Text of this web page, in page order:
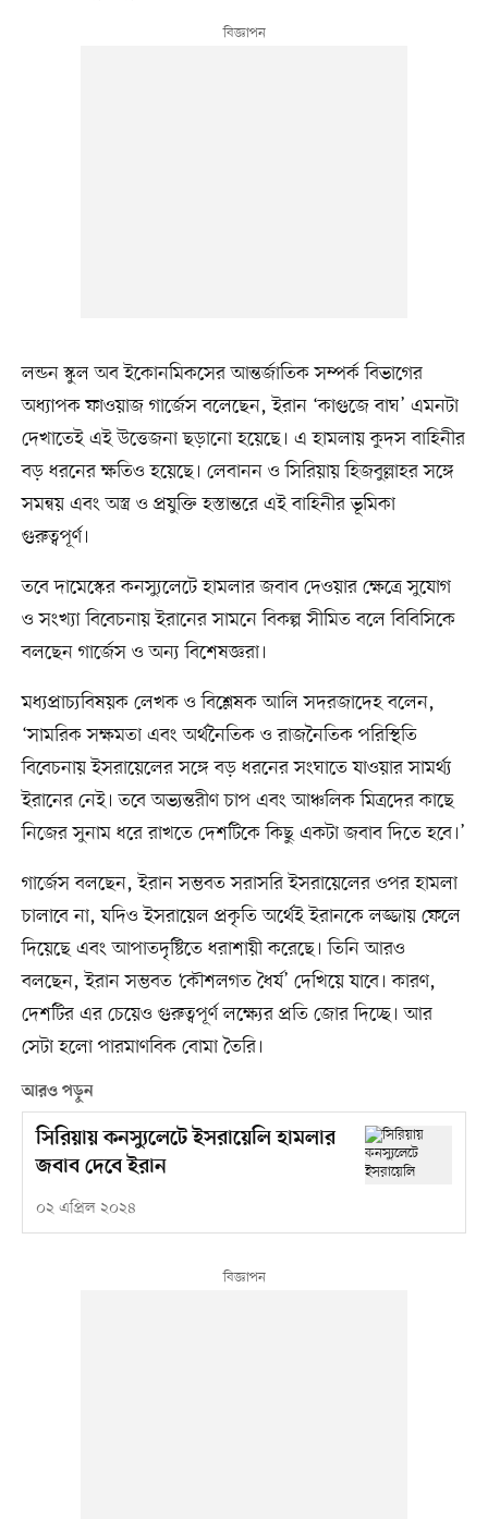
লন্ডন স্কুল অব ইকোনমিকসের আন্তর্জাতিক সম্পর্ক বিভাগের
অধ্যাপক ফাওয়াজ গার্জেস বলেছেন, ইরান ‘কাগুজে বাঘ’ এমনটা
দেখাতেই এই উত্তেজনা ছড়ানো হয়েছে। এ হামলায় কুদস বাহিনীর
বড় ধরনের ক্ষতিও হয়েছে। লেবানন ও সিরিয়ায় হিজবুল্লাহর সঙ্গে
সমন্বয় এবং অস্ত্র ও প্রযুক্তি হস্তান্তরে এই বাহিনীর ভূমিকা
গুরুত্বপূর্ণ।
তবে দামেস্কের কনস্যুলেটে হামলার জবাব দেওয়ার ক্ষেত্রে সুযোগ
ও সংখ্যা বিবেচনায় ইরানের সামনে বিকল্প সীমিত বলে বিবিসিকে
বলছেন গার্জেস ও অন্য বিশেষজ্ঞরা।
মধ্যপ্রাচ্যবিষয়ক লেখক ও বিশ্লেষক আলি সদরজাদেহ বলেন,
‘সামরিক সক্ষমতা এবং অর্থনৈতিক ও রাজনৈতিক পরিস্থিতি
বিবেচনায় ইসরায়েলের সঙ্গে বড় ধরনের সংঘাতে যাওয়ার সামর্থ্য
ইরানের নেই। তবে অভ্যন্তরীণ চাপ এবং আঞ্চলিক মিত্রদের কাছে
নিজের সুনাম ধরে রাখতে দেশটিকে কিছু একটা জবাব দিতে হবে।’
গার্জেস বলছেন, ইরান সম্ভবত সরাসরি ইসরায়েলের ওপর হামলা
চালাবে না, যদিও ইসরায়েল প্রকৃতি অর্থেই ইরানকে লজ্জায় ফেলে
দিয়েছে এবং আপাতদৃষ্টিতে ধরাশায়ী করেছে। তিনি আরও
বলছেন, ইরান সম্ভবত ‘কৌশলগত ধৈর্য’ দেখিয়ে যাবে। কারণ,
দেশটির এর চেয়েও গুরুত্বপূর্ণ লক্ষ্যের প্রতি জোর দিচ্ছে। আর
সেটা হলো পারমাণবিক বোমা তৈরি।
আরও পড়ুন
সিরিয়ায় কনস্যুলেটে ইসরায়েলি হামলার
জবাব দেবে ইরান
০২ এপ্রিল ২০২৪